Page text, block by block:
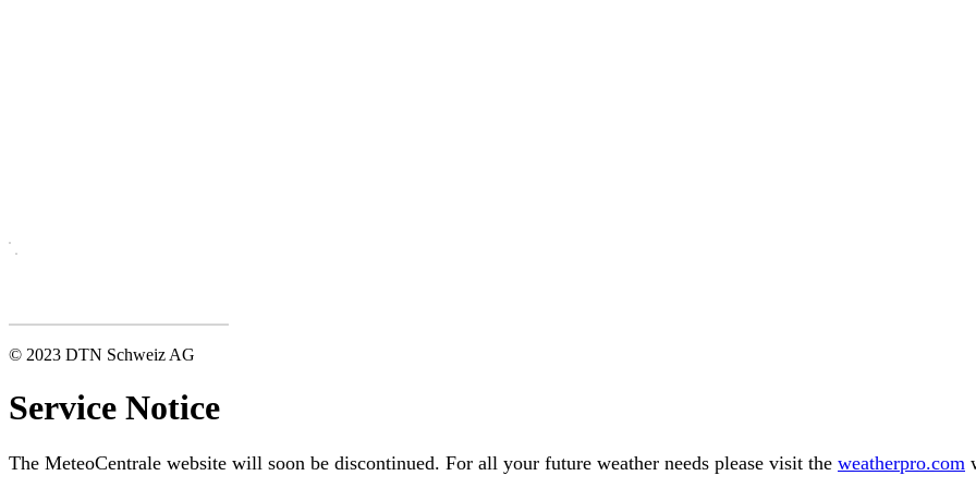
© 2023 DTN Schweiz AG
Service Notice
The MeteoCentrale website will soon be discontinued. For all your future weather needs please visit the weatherpro.com